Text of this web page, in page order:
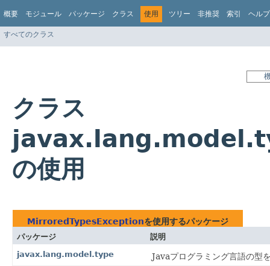
概要 モジュール パッケージ クラス 使用 ツリー 非推奨 索引 ヘルプ
すべてのクラス
クラス
の使用
MirroredTypesExceptionを使用するパッケージ
パッケージ
説明
javax.lang.model.type
Javaプログラミング言語の型